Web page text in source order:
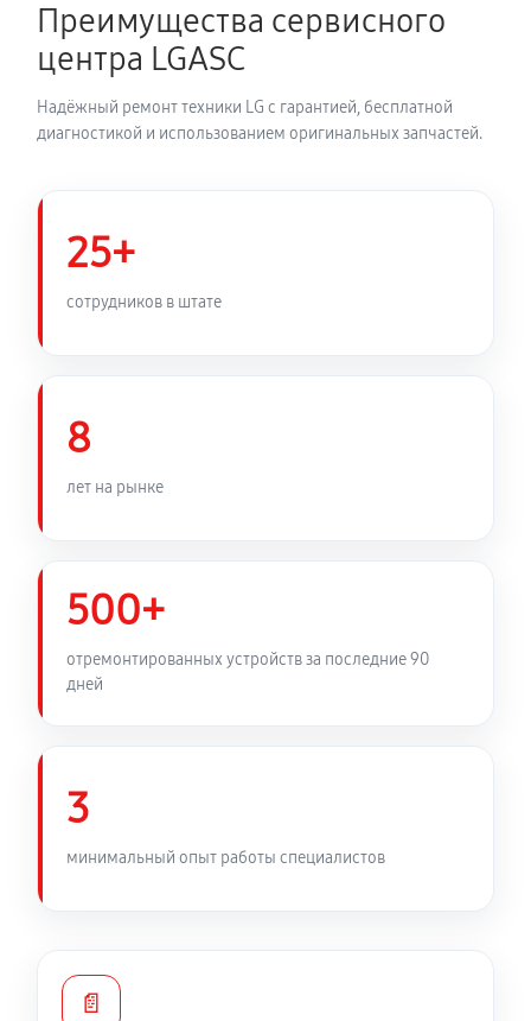
Замена дисплея (экрана)
1800 руб
Модернизация акустической системы LG SN9YG
Преимущества сервисного
центра LGASC
Надёжный ремонт техники LG с гарантией, бесплатной
диагностикой и использованием оригинальных запчастей.
25+
сотрудников в штате
8
лет на рынке
500+
отремонтированных устройств за последние 90
дней
3
минимальный опыт работы специалистов
📄